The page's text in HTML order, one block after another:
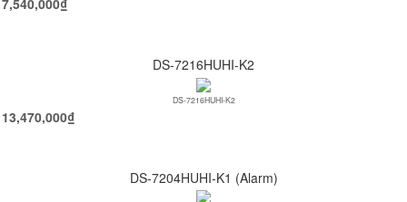
7,540,000₫
DS-7216HUHI-K2
DS-7216HUHI-K2
13,470,000₫
DS-7204HUHI-K1 (Alarm)